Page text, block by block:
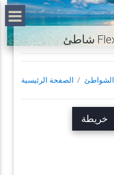
الصفحة الرئيسية الشواطئ
خريطة